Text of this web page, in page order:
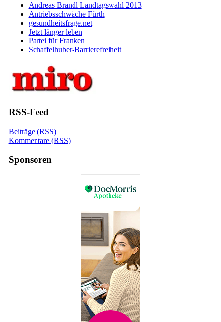
Andreas Brandl Landtagswahl 2013
Antriebsschwäche Fürth
gesundheitsfrage.net
Jetzt länger leben
Partei für Franken
Schaffelhuber-Barrierefreiheit
RSS-Feed
Beiträge (RSS)
Kommentare (RSS)
Sponsoren